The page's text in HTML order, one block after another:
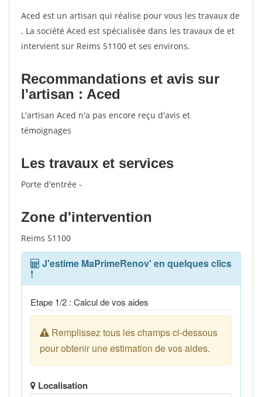
Aced est un artisan qui réalise pour vous les travaux de
. La société Aced est spécialisée dans les travaux de et
intervient sur Reims 51100 et ses environs.
Recommandations et avis sur
l'artisan : Aced
L'artisan Aced n'a pas encore reçu d'avis et
témoignages
Les travaux et services
Porte d'entrée -
Zone d'intervention
Reims 51100